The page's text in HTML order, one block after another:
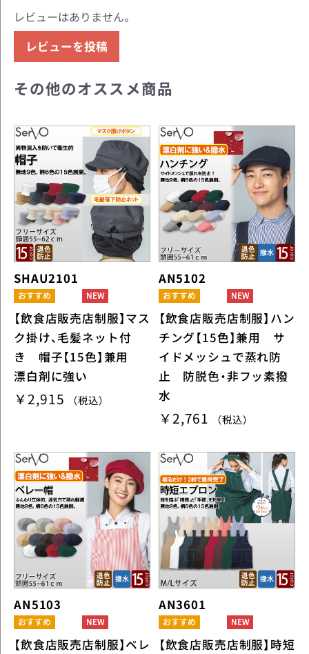
レビューはありません。
レビューを投稿
その他のオススメ商品
SHAU2101
【飲食店販売店制服】マス
ク掛け、毛髪ネット付
き 帽子【15色】兼用
漂白剤に強い
￥2,915 （税込）
AN5102
【飲食店販売店制服】ハン
チング【15色】兼用 サ
イドメッシュで蒸れ防
止 防脱色・非フッ素撥
水
￥2,761 （税込）
AN5103
【飲食店販売店制服】ベレ
AN3601
【飲食店販売店制服】時短